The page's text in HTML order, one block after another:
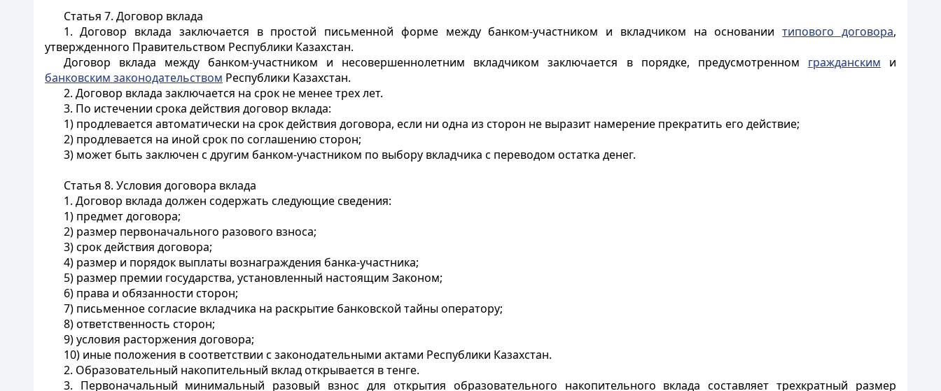
Статья 7. Договор вклада
1. Договор вклада заключается в простой письменной форме между банком-участником и вкладчиком на основаниитипового договора,
утвержденного Правительством Республики Казахстан.
Договор вклада между банком-участником и несовершеннолетним вкладчиком заключается в порядке, предусмотренном гражданским и
банковским законодательством Республики Казахстан.
2. Договор вклада заключается на срок не менее трех лет.
3. По истечении срока действия договор вклада:
1) продлевается автоматически на срок действия договора, если ни одна из сторон не выразит намерение прекратить его действие;
2) продлевается на иной срок по соглашению сторон;
3) может быть заключен с другим банком-участником по выбору вкладчика с переводом остатка денег.
Статья 8. Условия договора вклада
1. Договор вклада должен содержать следующие сведения:
1) предмет договора;
2) размер первоначального разового взноса;
3) срок действия договора;
4) размер и порядок выплаты вознаграждения банка-участника;
5) размер премии государства, установленный настоящим Законом;
6) права и обязанности сторон;
7) письменное согласие вкладчика на раскрытие банковской тайны оператору;
8) ответственность сторон;
9) условия расторжения договора;
10) иные положения в соответствии с законодательными актами Республики Казахстан.
2. Образовательный накопительный вклад открывается в тенге.
3. Первоначальный минимальный разовый взнос для открытия образовательного накопительного вклада составляет трехкратный размер